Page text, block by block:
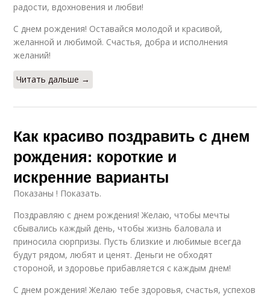
радости, вдохновения и любви!
С днем рождения! Оставайся молодой и красивой,
желанной и любимой. Счастья, добра и исполнения
желаний!
Читать дальше →
Как красиво поздравить с днем
рождения: короткие и
искренние варианты
Показаны ! Показать.
Поздравляю с днем рождения! Желаю, чтобы мечты
сбывались каждый день, чтобы жизнь баловала и
приносила сюрпризы. Пусть близкие и любимые всегда
будут рядом, любят и ценят. Деньги не обходят
стороной, и здоровье прибавляется с каждым днем!
С днем рождения! Желаю тебе здоровья, счастья, успехов